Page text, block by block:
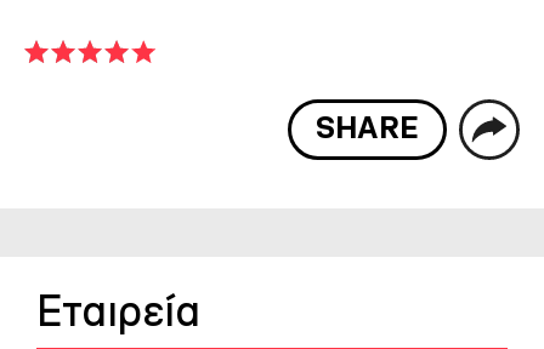
SHARE
Εταιρεία